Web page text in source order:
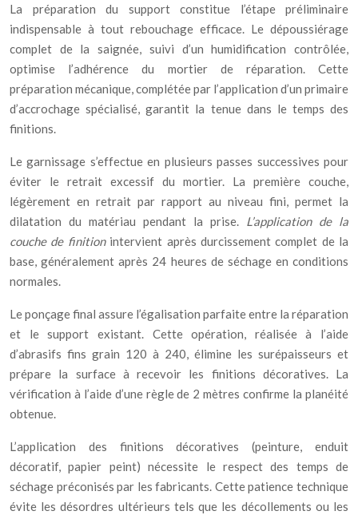
La préparation du support constitue l’étape préliminaire
indispensable à tout rebouchage efficace. Le dépoussiérage
complet de la saignée, suivi d’un humidification contrôlée,
optimise l’adhérence du mortier de réparation. Cette
préparation mécanique, complétée par l’application d’un primaire
d’accrochage spécialisé, garantit la tenue dans le temps des
finitions.
Le garnissage s’effectue en plusieurs passes successives pour
éviter le retrait excessif du mortier. La première couche,
légèrement en retrait par rapport au niveau fini, permet la
dilatation du matériau pendant la prise. L’application de la
couche de finition intervient après durcissement complet de la
base, généralement après 24 heures de séchage en conditions
normales.
Le ponçage final assure l’égalisation parfaite entre la réparation
et le support existant. Cette opération, réalisée à l’aide
d’abrasifs fins grain 120 à 240, élimine les surépaisseurs et
prépare la surface à recevoir les finitions décoratives. La
vérification à l’aide d’une règle de 2 mètres confirme la planéité
obtenue.
L’application des finitions décoratives (peinture, enduit
décoratif, papier peint) nécessite le respect des temps de
séchage préconisés par les fabricants. Cette patience technique
évite les désordres ultérieurs tels que les décollements ou les